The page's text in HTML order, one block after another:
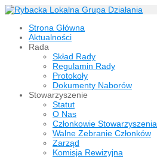
Strona Główna
Aktualności
Rada
Skład Rady
Regulamin Rady
Protokoły
Dokumenty Naborów
Stowarzyszenie
Statut
O Nas
Członkowie Stowarzyszenia
Walne Zebranie Członków
Zarząd
Komisja Rewizyjna